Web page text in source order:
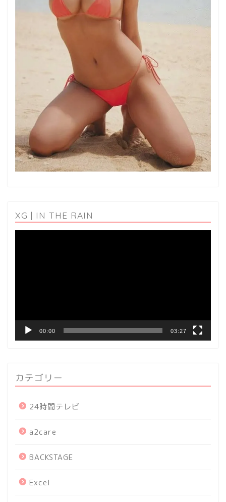
XG | IN THE RAIN
00:00 03:27
カテゴリー
24時間テレビ
a2care
BACKSTAGE
Excel